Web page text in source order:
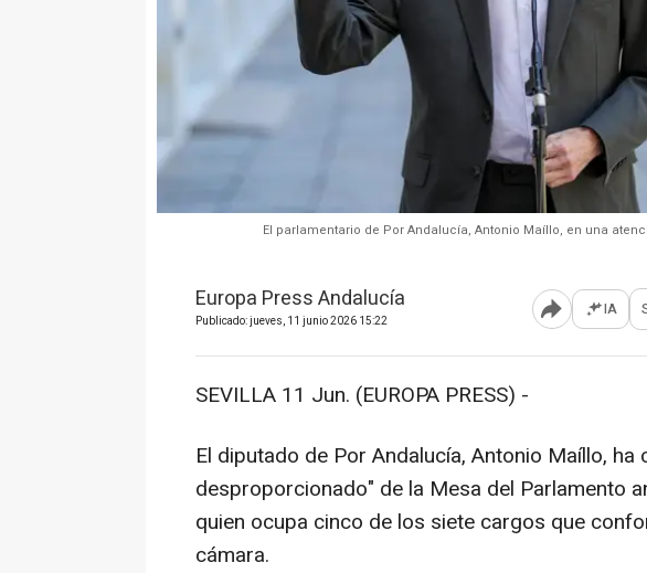
El parlamentario de Por Andalucía, Antonio Maíllo, en una
Europa Press Andalucía
Publicado: jueves, 11 junio 2026 15:22 Abrir IA
SEVILLA 11 Jun. (EUROPA PRESS) -
El diputado de Por Andalucía, Antonio Maíllo, ha
desproporcionado" de la Mesa del Parlamento
quien ocupa cinco de los siete cargos que
cámara.